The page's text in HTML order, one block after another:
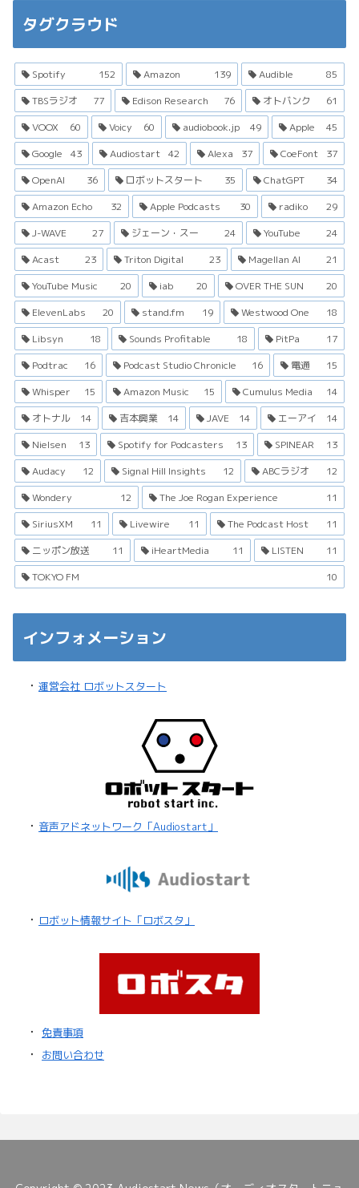
タグクラウド
Spotify 152 Amazon 139 Audible
85
TBSラジオ
77 Edison Research 76 オトバンク
61
VOOX
60 Voicy 60 audiobook.jp 49 Apple
45
Google
43 Audiostart 42 Alexa 37 CoeFont
37
OpenAI
36 ロボットスタート 35 ChatGPT
34
Amazon Echo
32 Apple Podcasts 30 radiko
29
J-WAVE
27 ジェーン・スー 24 YouTube
24
Acast
23 Triton Digital 23 Magellan AI
21
YouTube Music
20 iab 20 OVER THE SUN
20
ElevenLabs
20 stand.fm 19 Westwood One
18
Libsyn
18 Sounds Profitable 18 PitPa
17
Podtrac
16 Podcast Studio Chronicle 16 電通
15
Whisper
15 Amazon Music 15 Cumulus Media
14
オトナル
14 吉本興業 14 JAVE 14 エーアイ
14
Nielsen
13 Spotify for Podcasters 13 SPINEAR
13
Audacy
12 Signal Hill Insights 12 ABCラジオ
12
Wondery
12 The Joe Rogan Experience
11
SiriusXM
11 Livewire 11 The Podcast Host
11
ニッポン放送
11 iHeartMedia 11 LISTEN
11
TOKYO FM
10
インフォメーション
・ 運営会社 ロボットスタート
・ 音声アドネットワーク「Audiostart」
・ ロボット情報サイト「ロボスタ」
・ 免責事項
・ お問い合わせ